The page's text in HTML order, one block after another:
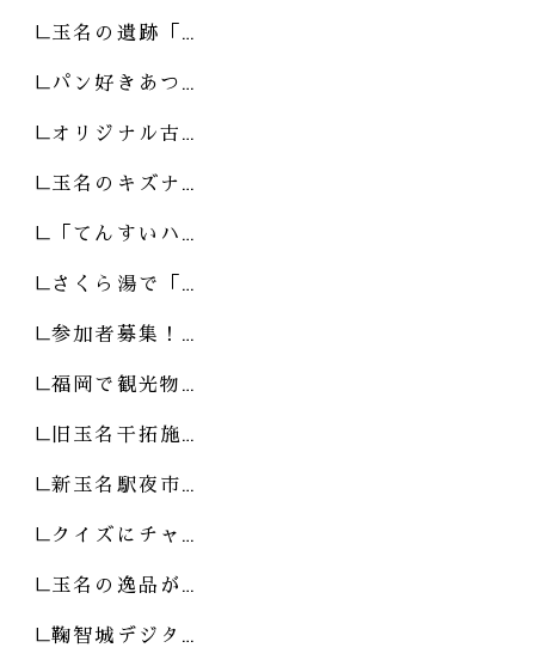
玉名の遺跡「…
パン好きあつ…
オリジナル古…
玉名のキズナ…
「てんすいハ…
さくら湯で「…
参加者募集！…
福岡で観光物…
旧玉名干拓施…
新玉名駅夜市…
クイズにチャ…
玉名の逸品が…
鞠智城デジタ…